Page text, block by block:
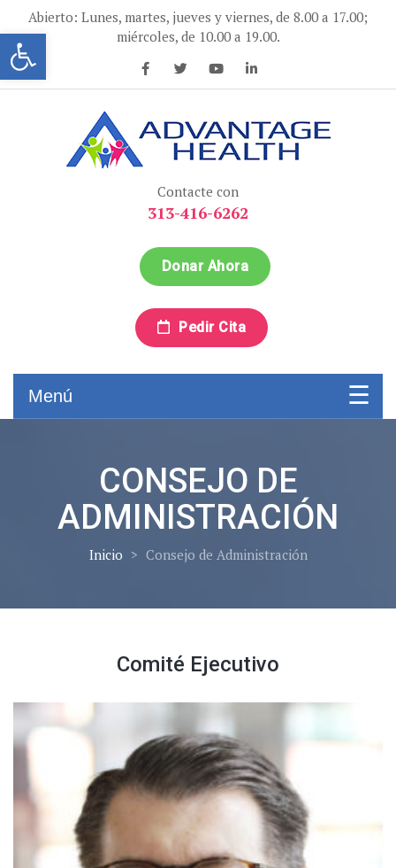
Abrir la barra de herramientas
contenido
Abierto: Lunes, martes, jueves y viernes, de 8.00 a 17.00;
miércoles, de 10.00 a 19.00.
Contacte con
313-416-6262
Donar Ahora
Pedir Cita
Menú
CONSEJO DE
ADMINISTRACIÓN
Inicio > Consejo de Administración
Comité Ejecutivo